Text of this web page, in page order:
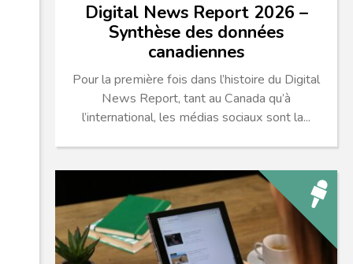
Digital News Report 2026 –
Synthèse des données
canadiennes
Pour la première fois dans l’histoire du Digital
News Report, tant au Canada qu’à
l’international, les médias sociaux sont la...